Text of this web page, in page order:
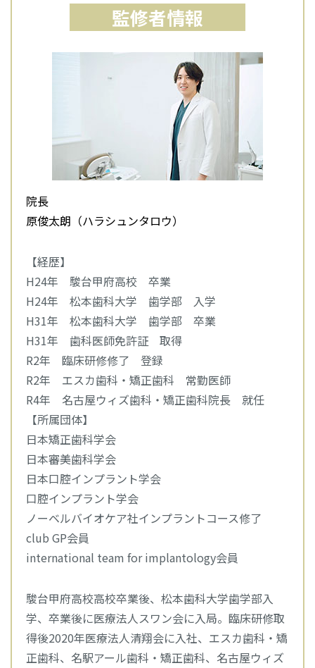
監修者情報
院長
原俊太朗（ハラシュンタロウ）
【経歴】
H24年 駿台甲府高校 卒業
H24年 松本歯科大学 歯学部 入学
H31年 松本歯科大学 歯学部 卒業
H31年 歯科医師免許証 取得
R2年 臨床研修修了 登録
R2年 エスカ歯科・矯正歯科 常勤医師
R4年 名古屋ウィズ歯科・矯正歯科院長 就任
【所属団体】
日本矯正歯科学会
日本審美歯科学会
日本口腔インプラント学会
口腔インプラント学会
ノーベルバイオケア社インプラントコース修了
club GP会員
international team for implantology会員
駿台甲府高校高校卒業後、松本歯科大学歯学部入
学、卒業後に医療法人スワン会に入局。臨床研修取
得後2020年医療法人清翔会に入社、エスカ歯科・矯
正歯科、名駅アール歯科・矯正歯科、名古屋ウィズ